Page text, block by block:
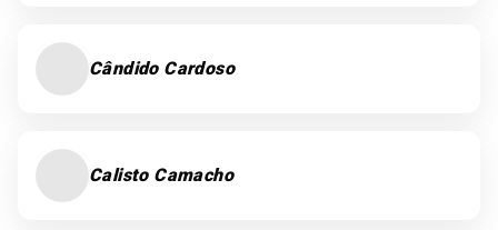
Cândido Cardoso
Calisto Camacho